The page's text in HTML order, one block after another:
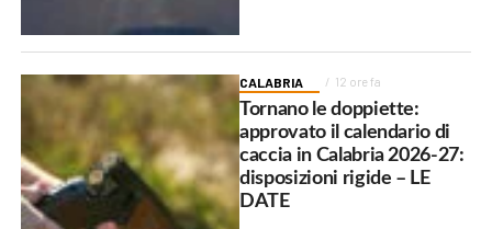
CALABRIA 12 ore fa
Tornano le doppiette:
approvato il calendario di
caccia in Calabria 2026-27:
disposizioni rigide – LE
DATE